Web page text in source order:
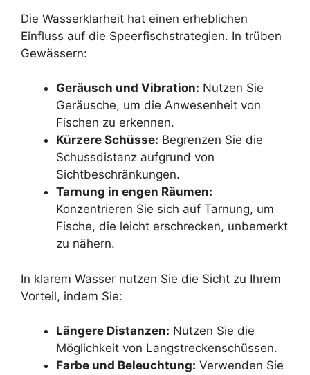
Die Wasserklarheit hat einen erheblichen
Einfluss auf die Speerfischstrategien. In trüben
Gewässern:
Geräusch und Vibration: Nutzen Sie
Geräusche, um die Anwesenheit von
Fischen zu erkennen.
Kürzere Schüsse: Begrenzen Sie die
Schussdistanz aufgrund von
Sichtbeschränkungen.
Tarnung in engen Räumen:
Konzentrieren Sie sich auf Tarnung, um
Fische, die leicht erschrecken, unbemerkt
zu nähern.
In klarem Wasser nutzen Sie die Sicht zu Ihrem
Vorteil, indem Sie:
Längere Distanzen: Nutzen Sie die
Möglichkeit von Langstreckenschüssen.
Farbe und Beleuchtung: Verwenden Sie